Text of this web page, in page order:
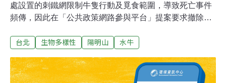
處設置的刺鐵網限制牛隻行動及覓食範圍，導致死亡事件
頻傳，因此在「公共政策網路參與平台」提案要求撤除圍
鐵網，也會參考專家建議把靠近步道的刺鐵網改為電牧
年12月2日起，考量水牛覓食及避寒路線，截至去年底已
陸續拆除14處竹篙山往平等里方向的刺鐵網。本月6日也
台北 生物多樣性 陽明山 水牛